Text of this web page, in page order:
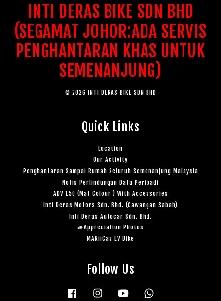
INTI DERAS BIKE SDN BHD
(SEGAMAT JOHOR:ADA SERVIS
PENGHANTARAN KHAS UNTUK
SEMENANJUNG)
© 2026 INTI DERAS BIKE SDN BHD
Quick Links
Location
Our Activity
Penghantaran Sampai Rumah Seluruh Semenanjung Malaysia
Notis Perlindungan Data Peribadi
ADV 150 (Mat Colour ) With Accessories
Inti Deras Motors Sdn. Bhd. (Cawangan Sabah)
Inti Deras Autocar Sdn. Bhd.
🚙Appreciation Photos
MARiiCas EV Bike
Follow Us
Facebook Instagram YouTube